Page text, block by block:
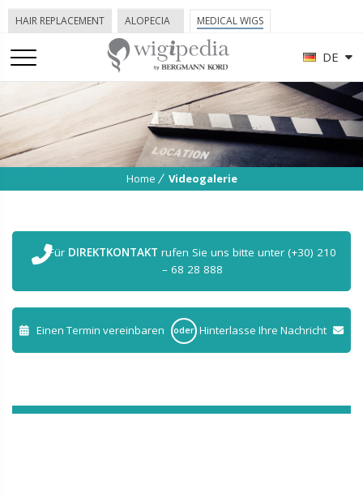
DE
HAIR REPLACEMENT ALOPECIA MEDICAL WIGS
Home Videogalerie
Für DIREKTKONTAKT rufen Sie uns bitte unter (+30) 210
– 68 28 888
Einen Termin vereinbaren oder Hinterlasse Ihre Nachricht